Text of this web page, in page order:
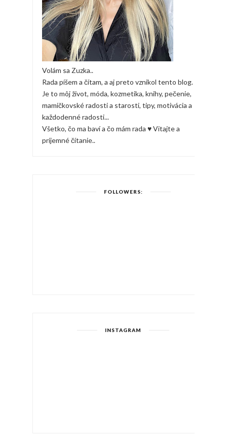
Volám sa Zuzka..
Rada píšem a čítam, a aj preto vznikol tento blog.
Je to môj život, móda, kozmetika, knihy, pečenie,
mamičkovské radosti a starosti, tipy, motivácia a
každodenné radosti...
Všetko, čo ma baví a čo mám rada ♥ Vitajte a
príjemné čítanie..
FOLLOWERS:
INSTAGRAM